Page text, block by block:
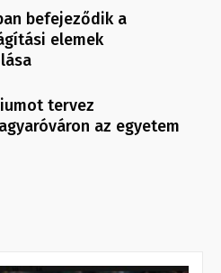
befejeződik a
elemek
tervez
az egyetem